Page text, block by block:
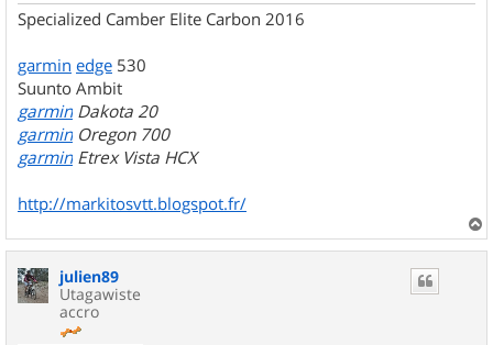
Specialized Camber Elite Carbon 2016
garmin edge 530
Suunto Ambit
garmin Dakota 20
garmin Oregon 700
garmin Etrex Vista HCX
http://markitosvtt.blogspot.fr/
a
julien89
Utagawiste
accro